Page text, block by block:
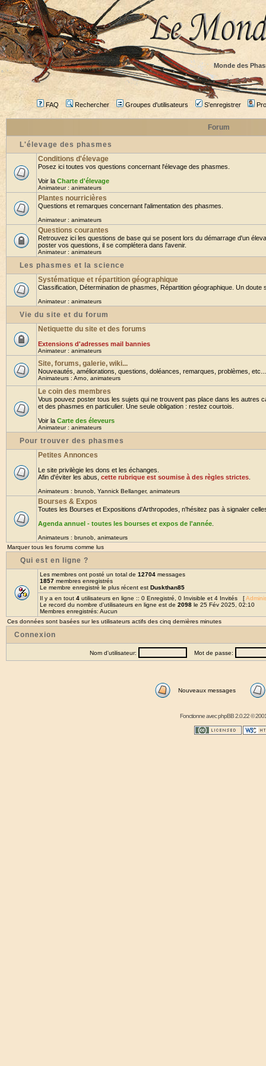
Monde des
FAQ Rechercher Groupes d'utilisateurs S'enregistrer
Forum
L'élevage des phasmes
Conditions d'élevage
Posez ici toutes vos questions concernant l'élevage des phasmes.
Voir la Charte d'élevage
Animateur : animateurs
Plantes nourricières
Questions et remarques concernant l'alimentation des phasmes.
Animateur : animateurs
Questions courantes
Retrouvez ici les questions de base qui se posent lors du démarrage d'un
poster vos questions, il se complétera dans l'avenir.
Animateur : animateurs
Les phasmes et la science
Systématique et répartition géographique
Classification, Détermination de phasmes, Répartition géographique. Un doute
Animateur : animateurs
Vie du site et du forum
Netiquette du site et des forums
Extensions d'adresses mail bannies
Animateur : animateurs
Site, forums, galerie, wiki...
Nouveautés, améliorations, questions, doléances, remarques, problèmes,
Animateurs : Arno animateurs
Le coin des membres
Vous pouvez poster tous les sujets qui ne trouvent pas place dans les autres
et des phasmes en particulier. Une seule obligation : restez courtois.
Voir la Carte des éleveurs
Animateur : animateurs
Pour trouver des phasmes
Petites Annonces
Le site privilègie les dons et les échanges.
Afin d'éviter les abus, cette rubrique est soumise à des règles strictes
Animateurs : brunob Yannick Bellanger, animateurs
Bourses & Expos
Toutes les Bourses et Expositions d'Arthropodes, n'hésitez pas à signaler
Agenda annuel - toutes les bourses et expos de l'année
Animateurs : brunob animateurs
Marquer tous les forums comme lus
Qui est en ligne ?
Les membres ont posté un total de 12704 messages
1857 membres enregistrés
Le membre enregistré le plus récent est Duskthan85
Il y a en tout 4 utilisateurs en ligne :: 0 Enregistré, 0 Invisible et 4 Invités [
Le record du nombre d'utilisateurs en ligne est de 2098 le 25 Fév 2025, 02:10
Membres enregistrés: Aucun
Ces données sont basées sur les utilisateurs actifs des cinq dernières minutes
Connexion
Nom d'utilisateur: Mot de passe:
Nouveaux messages
Fonctionne avecphpBB2.0.22 ©